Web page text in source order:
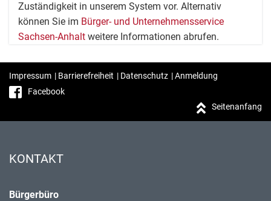
Zuständigkeit in unserem System vor. Alternativ
können Sie im Bürger- und Unternehmensservice
Sachsen-Anhalt weitere Informationen abrufen.
Impressum | Barrierefreiheit | Datenschutz |Anmeldung
Facebook
Seitenanfang
KONTAKT
Bürgerbüro